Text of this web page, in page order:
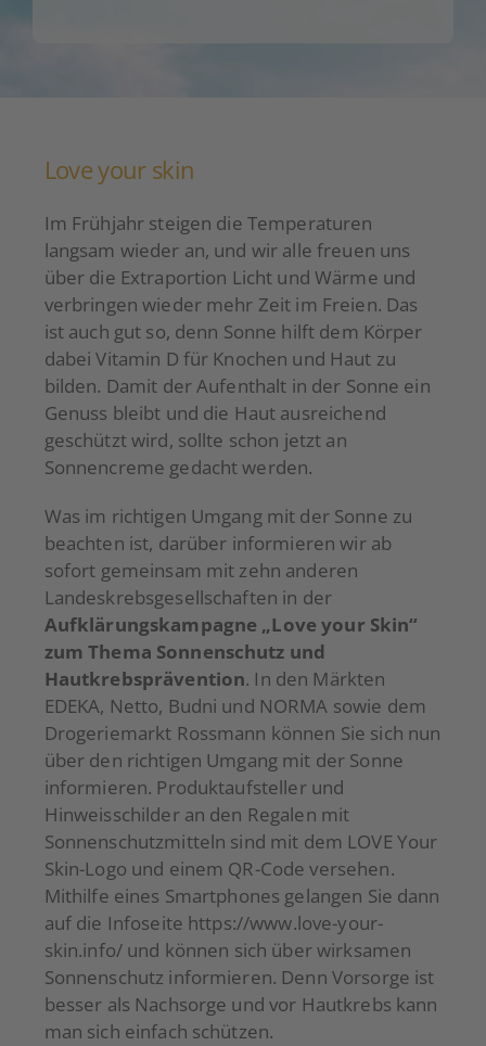
Love your skin
Im Frühjahr steigen die Temperaturen
langsam wieder an, und wir alle freuen uns
über die Extraportion Licht und Wärme und
verbringen wieder mehr Zeit im Freien. Das
ist auch gut so, denn Sonne hilft dem Körper
dabei Vitamin D für Knochen und Haut zu
bilden. Damit der Aufenthalt in der Sonne ein
Genuss bleibt und die Haut ausreichend
geschützt wird, sollte schon jetzt an
Sonnencreme gedacht werden.
Was im richtigen Umgang mit der Sonne zu
beachten ist, darüber informieren wir ab
sofort gemeinsam mit zehn anderen
Landeskrebsgesellschaften in der
Aufklärungskampagne „Love your Skin“
zum Thema Sonnenschutz und
Hautkrebsprävention. In den Märkten
EDEKA, Netto, Budni und NORMA sowie dem
Drogeriemarkt Rossmann können Sie sich nun
über den richtigen Umgang mit der Sonne
informieren. Produktaufsteller und
Hinweisschilder an den Regalen mit
Sonnenschutzmitteln sind mit dem LOVE Your
Skin-Logo und einem QR-Code versehen.
Mithilfe eines Smartphones gelangen Sie dann
auf die Infoseite https://www.love-your-
skin.info/ und können sich über wirksamen
Sonnenschutz informieren. Denn Vorsorge ist
besser als Nachsorge und vor Hautkrebs kann
man sich einfach schützen.